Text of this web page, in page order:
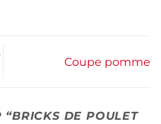
Coupe pomme
“BRICKS DE POULET